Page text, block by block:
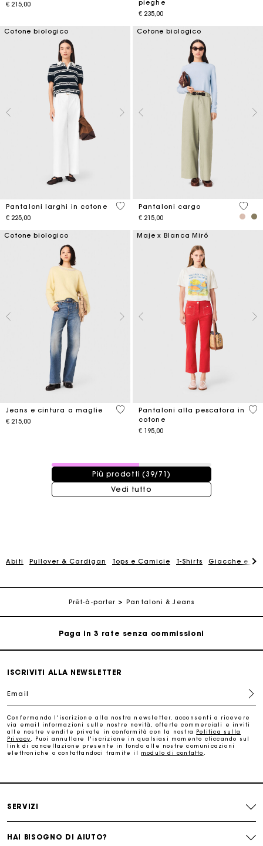
€ 215,00
pieghe
€ 235,00
Cotone biologico
Pantaloni larghi in cotone
€ 225,00
4,1 out of 5 Customer Rating
Cotone biologico
Pantaloni cargo
€ 215,00
5 out
Cotone biologico
Jeans e cintura a maglie
€ 215,00
4,4 out of 5 Customer Rating
Maje x Blanca Miró
Pantaloni alla pescatora in
cotone
€ 195,00
3,5
39 / 71 prodotti
Più prodotti (39/71)
Vedi tutto
Abiti Pullover & Cardigan Tops e Camicie T-Shirts Giacche e
Prêt-à-porter Pantaloni & Jeans
perfetto
Consegna a domicilio offerta entro 2-3 giorni
Paga in 3 rate senza commissioni
Cambi & Resi gratuiti
perfetto
Consegna a domicilio offerta entro 2-3 giorni
Paga in 3 rate senza commissioni
ISCRIVITI ALLA NEWSLETTER
Email
Confermando l'iscrizione alla nostra newsletter, acconsenti a ricevere
via email informazioni sulle nostre novità, offerte commerciali e inviti
alle nostre vendite private in conformità con la nostra Politica sulla
Privacy
. Puoi annullare l'iscrizione in qualsiasi momento cliccando sul
link di cancellazione presente in fondo alle nostre comunicazioni
elettroniche o contattandoci tramite il modulo di contatto
SERVIZI
HAI BISOGNO DI AIUTO?